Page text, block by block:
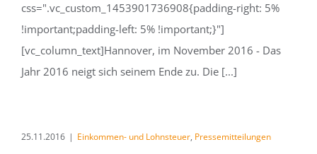
css=".vc_custom_1453901736908{padding-right: 5%
!important;padding-left: 5% !important;}"]
[vc_column_text]Hannover, im November 2016 - Das
Jahr 2016 neigt sich seinem Ende zu. Die [...]
25.11.2016 | Einkommen- und Lohnsteuer, Pressemitteilungen